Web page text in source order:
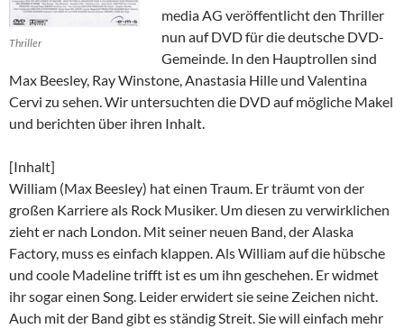
Thriller
media AG veröffentlicht den Thriller
nun auf DVD für die deutsche DVD-
Gemeinde. In den Hauptrollen sind
Max Beesley, Ray Winstone, Anastasia Hille und Valentina
Cervi zu sehen. Wir untersuchten die DVD auf mögliche Makel
und berichten über ihren Inhalt.
[Inhalt]
William (Max Beesley) hat einen Traum. Er träumt von der
großen Karriere als Rock Musiker. Um diesen zu verwirklichen
zieht er nach London. Mit seiner neuen Band, der Alaska
Factory, muss es einfach klappen. Als William auf die hübsche
und coole Madeline trifft ist es um ihn geschehen. Er widmet
ihr sogar einen Song. Leider erwidert sie seine Zeichen nicht.
Auch mit der Band gibt es ständig Streit. Sie will einfach mehr